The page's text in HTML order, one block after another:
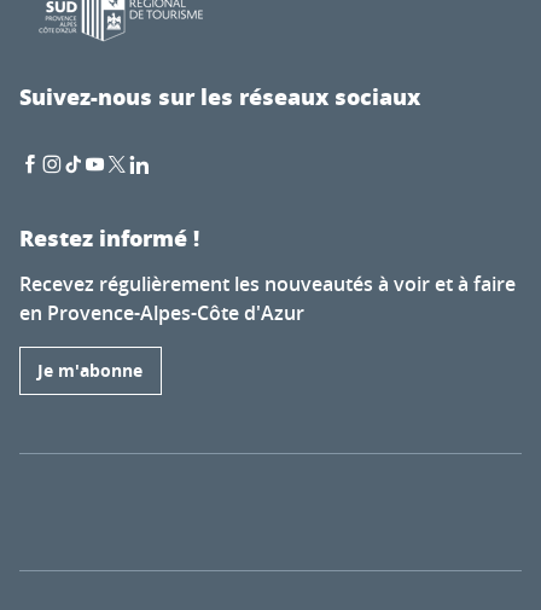
Suivez-nous sur les réseaux sociaux
Restez informé !
Recevez régulièrement les nouveautés à voir et à faire
en Provence-Alpes-Côte d'Azur
Je m'abonne